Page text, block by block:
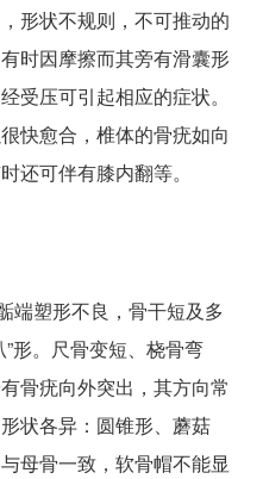
形状不规则，不可推动的
时因摩擦而其旁有滑囊形
受压可引起相应的症状。
快愈合，椎体的骨疣如向
还可伴有膝内翻等。
端塑形不良，骨干短及多
形。尺骨变短、桡骨弯
骨疣向外突出，其方向常
状各异：圆锥形、蘑菇
母骨一致，软骨帽不能显